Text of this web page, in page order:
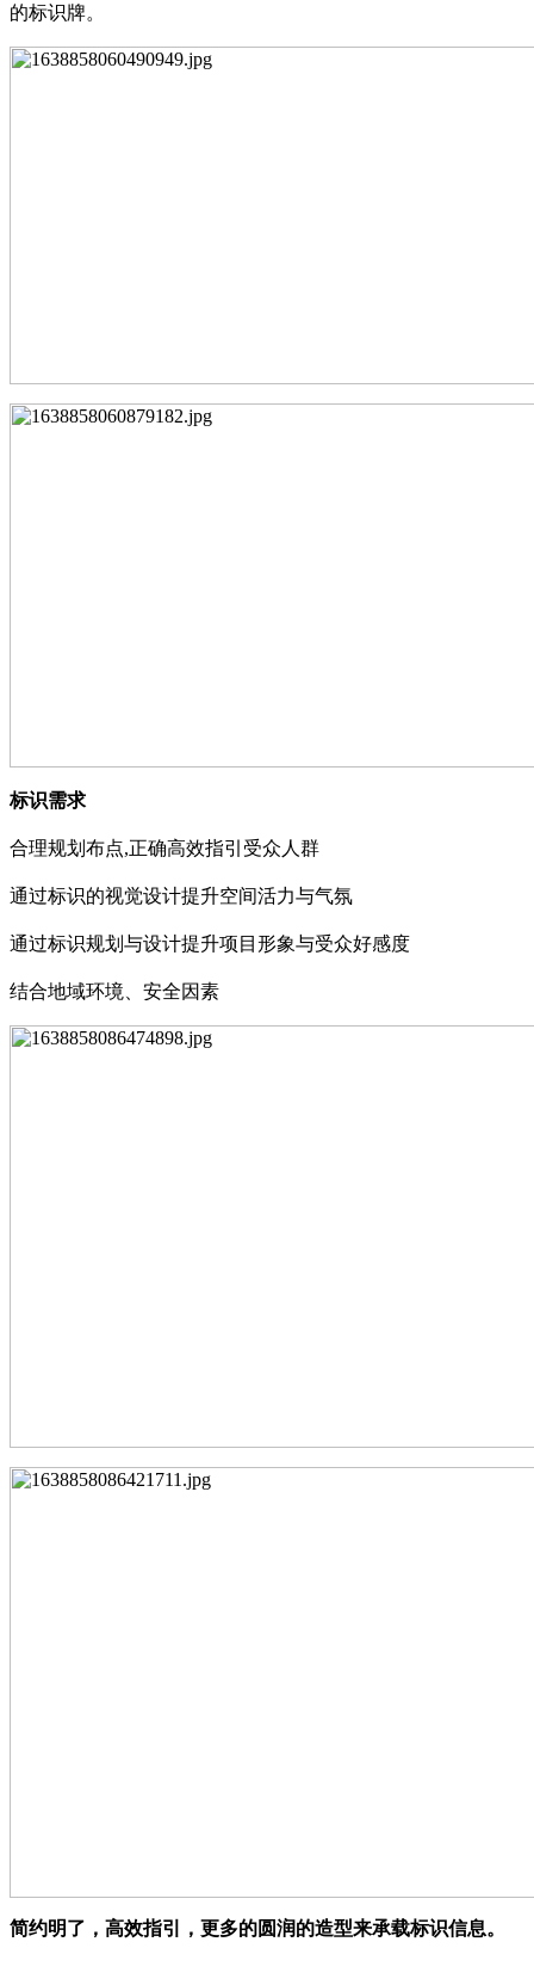
的标识牌。
标识需求
合理规划布点,正确高效指引受众 人 群
通过标识的视觉设计提升空间活力与气氛
通过标识规划与设计提升项 目 形象与受众好感度
结合地域环境、安全因素
简约明了，高效指引， 更多的圆润的造型来承载标识信息。